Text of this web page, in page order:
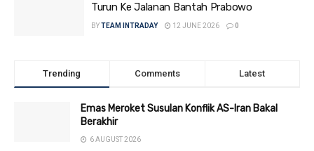
Turun Ke Jalanan Bantah Prabowo
BYTEAM INTRADAY 12 JUNE 2026 0
Trending Comments Latest
Emas Meroket Susulan Konflik AS-Iran Bakal
Berakhir
6 AUGUST 2026